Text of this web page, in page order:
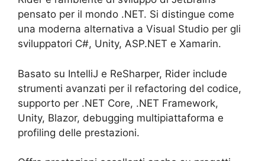
pensato per il mondo .NET. Si distingue come
una moderna alternativa a Visual Studio per gli
sviluppatori C#, Unity, ASP.NET e Xamarin.
Basato su IntelliJ e ReSharper, Rider include
strumenti avanzati per il refactoring del codice,
supporto per .NET Core, .NET Framework,
Unity, Blazor, debugging multipiattaforma e
profiling delle prestazioni.